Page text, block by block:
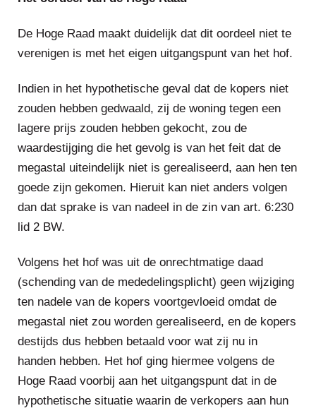
De Hoge Raad maakt duidelijk dat dit oordeel niet te
verenigen is met het eigen uitgangspunt van het hof.
Indien in het hypothetische geval dat de kopers niet
zouden hebben gedwaald, zij de woning tegen een
lagere prijs zouden hebben gekocht, zou de
waardestijging die het gevolg is van het feit dat de
megastal uiteindelijk niet is gerealiseerd, aan hen ten
goede zijn gekomen. Hieruit kan niet anders volgen
dan dat sprake is van nadeel in de zin van art. 6:230
lid 2 BW.
Volgens het hof was uit de onrechtmatige daad
(schending van de mededelingsplicht) geen wijziging
ten nadele van de kopers voortgevloeid omdat de
megastal niet zou worden gerealiseerd, en de kopers
destijds dus hebben betaald voor wat zij nu in
handen hebben. Het hof ging hiermee volgens de
Hoge Raad voorbij aan het uitgangspunt dat in de
hypothetische situatie waarin de verkopers aan hun